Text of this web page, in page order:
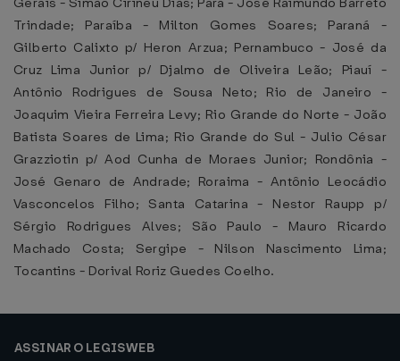
Trindade; Paraíba - Milton Gomes Soares; Paraná -
Gilberto Calixto p/ Heron Arzua; Pernambuco - José da
Cruz Lima Junior p/ Djalmo de Oliveira Leão; Piauí -
Antônio Rodrigues de Sousa Neto; Rio de Janeiro -
Joaquim Vieira Ferreira Levy; Rio Grande do Norte - João
Batista Soares de Lima; Rio Grande do Sul - Julio César
Grazziotin p/ Aod Cunha de Moraes Junior; Rondônia -
José Genaro de Andrade; Roraima - Antônio Leocádio
Vasconcelos Filho; Santa Catarina - Nestor Raupp p/
Sérgio Rodrigues Alves; São Paulo - Mauro Ricardo
Machado Costa; Sergipe - Nilson Nascimento Lima;
Tocantins - Dorival Roriz Guedes Coelho.
ASSINAR O LEGISWEB